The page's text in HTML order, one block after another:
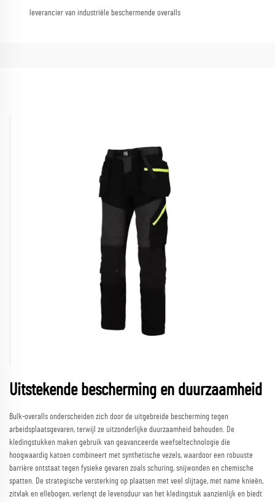
leverancier van industriële beschermende overalls
Uitstekende bescherming en duurzaamheid
Bulk-overalls onderscheiden zich door de uitgebreide bescherming tegen
arbeidsplaatsgevaren, terwijl ze uitzonderlijke duurzaamheid behouden. De
kledingstukken maken gebruik van geavanceerde weefseltechnologie die
hoogwaardig katoen combineert met synthetische vezels, waardoor een robuuste
barrière ontstaat tegen fysieke gevaren zoals schuring, snijwonden en chemische
spatten. De strategische versterking op plaatsen met veel slijtage, met name knieën,
zitvlak en ellebogen, verlengt de levensduur van het kledingstuk aanzienlijk en biedt